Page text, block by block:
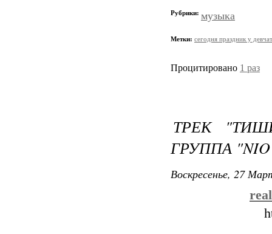
Рубрики: музыка
Метки: сегодня праздник у девчат
Процитировано 1 раз
ТРЕК
ГРУППА
Воскресенье, 27